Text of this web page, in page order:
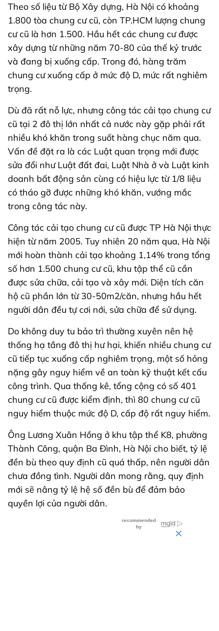
Theo số liệu từ Bộ Xây dựng, Hà Nội có khoảng
1.800 tòa chung cư cũ, còn TP.HCM lượng chung
cư cũ là hơn 1.500. Hầu hết các chung cư được
xây dựng từ những năm 70-80 của thế kỷ trước
và đang bị xuống cấp. Trong đó, hàng trăm
chung cư xuống cấp ở mức độ D, mức rất nghiêm
trọng.
Dù đã rất nỗ lực, nhưng công tác cải tạo chung cư
cũ tại 2 đô thị lớn nhất cả nước này gặp phải rất
nhiều khó khăn trong suốt hàng chục năm qua.
Vấn đề đặt ra là các Luật quan trọng mới được
sửa đổi như Luật đất đai, Luật Nhà ở và Luật kinh
doanh bất động sản cùng có hiệu lực từ 1/8 liệu
có tháo gỡ được những khó khăn, vướng mắc
trong công tác này.
Công tác cải tạo chung cư cũ được TP Hà Nội thực
hiện từ năm 2005. Tuy nhiên 20 năm qua, Hà Nội
mới hoàn thành cải tạo khoảng 1,14% trong tổng
số hơn 1.500 chung cư cũ, khu tập thể cũ cần
được sửa chữa, cải tạo và xây mới. Diện tích căn
hộ cũ phần lớn từ 30-50m2/căn, nhưng hầu hết
người dân đều tự cơi nới, sửa chữa để sử dụng.
Do không duy tu bảo trì thường xuyên nên hệ
thống hạ tầng đô thị hư hại, khiến nhiều chung cư
cũ tiếp tục xuống cấp nghiêm trọng, một số hỏng
nặng gây nguy hiểm về an toàn kỹ thuật kết cấu
công trình. Qua thống kê, tổng cộng có số 401
chung cư cũ được kiểm định, thì 80 chung cư cũ
nguy hiểm thuộc mức độ D, cấp độ rất nguy hiểm.
Ông Lương Xuân Hồng ở khu tập thể K8, phường
Thành Công, quận Ba Đình, Hà Nội cho biết, tỷ lệ
đền bù theo quy định cũ quá thấp, nên người dân
chưa đồng tình. Người dân mong rằng, quy định
mới sẽ nâng tỷ lệ hệ số đền bù để đảm bảo
quyền lợi của người dân.